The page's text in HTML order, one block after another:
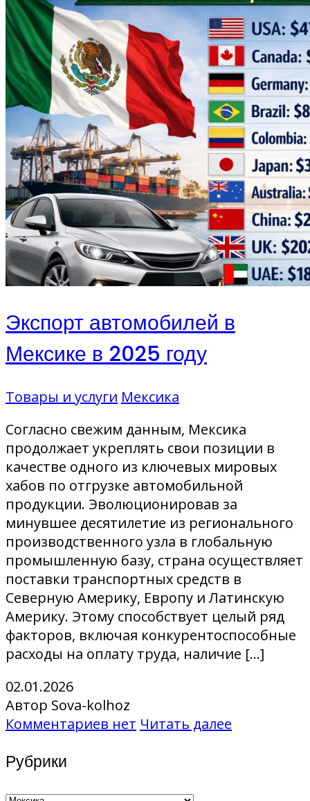
Экспорт автомобилей в
Мексике в 2025 году
Товары и услуги Мексика
Согласно свежим данным, Мексика
продолжает укреплять свои позиции в
качестве одного из ключевых мировых
хабов по отгрузке автомобильной
продукции. Эволюционировав за
минувшее десятилетие из регионального
производственного узла в глобальную
промышленную базу, страна осуществляет
поставки транспортных средств в
Северную Америку, Европу и Латинскую
Америку. Этому способствует целый ряд
факторов, включая конкурентоспособные
расходы на оплату труда, наличие […]
02.01.2026
Автор Sova-kolhoz
Комментариев нет Читать далее
Рубрики